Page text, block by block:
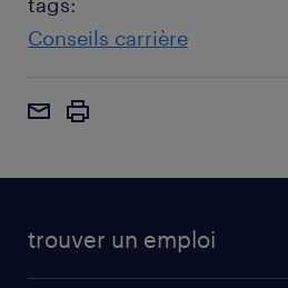
Conseils carrière
trouver un emploi